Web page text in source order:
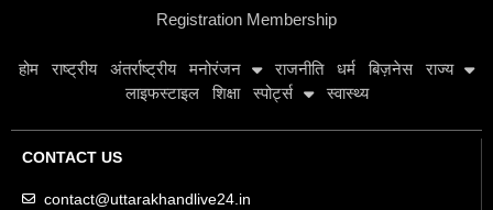
Registration Membership
होम राष्ट्रीय अंतर्राष्ट्रीय मनोरंजन राजनीति धर्म बिज़नेस
राज्य
लाइफस्टाइल
शिक्षा स्पोर्ट्स स्वास्थ्य
CONTACT US
contact@uttarakhandlive24.in